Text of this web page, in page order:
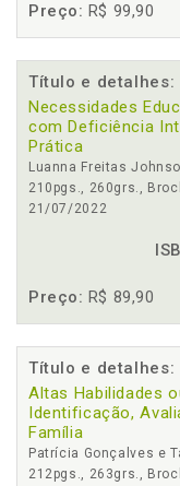
Preço: R$ 99,90
Título e detalhes:
Necessidades
com Deficiência
Prática
Luanna Freitas
210pgs., 260grs.,
21/07/2022
Preço: R$ 89,90
Título e detalhes:
Altas Habilidades
Identificação,
Família
Patrícia Gonçalves e
212pgs., 263grs.,